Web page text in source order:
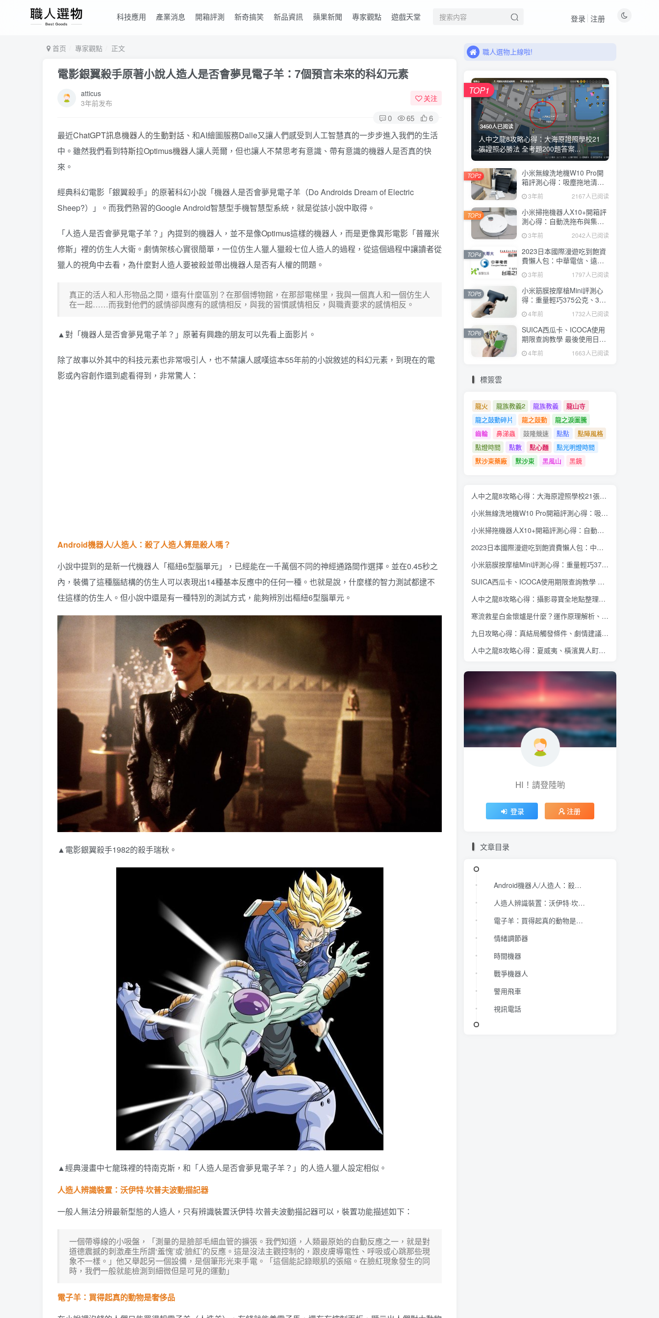
科技應用 產業消息 開箱評測 新奇搞笑 新品資訊 蘋果新聞 專家觀點 遊戲天堂 登录 注册
首页 專家觀點 正文
電影銀翼殺手原著小說人造人是否會夢見電子羊：7個預言未來的科幻元素
atticus
3年前发布
关注
0 65 6
最近ChatGPT訊息機器人的生動對話 、和AI繪圖服務Dalle又讓人們感受到人工智慧真的一步步進入我們的生活
中。雖然我們看到特斯拉Optimus機器人讓人莞爾，但也讓人不禁思考有意識、帶有意識的機器人是否真的快
來。
經典科幻電影「銀翼殺手」的原著科幻小說「機器人是否會夢見電子羊（Do Androids Dream of Electric
Sheep?）」。而我們熟習的Google Android智慧型手機智慧型系統，就是從該小說中取得。
「人造人是否會夢見電子羊？」內提到的機器人，並不是像Optimus這樣的機器人，而是更像異形電影「普羅米
修斯」裡的仿生人大衛。劇情架核心實很簡單，一位仿生人獵人獵殺七位人造人的過程，從這個過程中讓讀者從
獵人的視角中去看，為什麼對人造人要被殺並帶出機器人是否有人權的問題。
真正的活人和人形物品之間，還有什麼區別？在那個博物館，在那部電梯里，我與一個真人和一個仿生人
在一起……而我對他們的感情卻與應有的感情相反，與我的習慣感情相反，與職責要求的感情相反。
▲對「機器人是否會夢見電子羊？」原著有興趣的朋友可以先看上面影片。
除了故事以外其中的科技元素也非常吸引人，也不禁讓人感嘆這本55年前的小說敘述的科幻元素，到現在的電
影或內容創作還到處看得到，非常驚人：
Android機器人/人造人：殺了人造人算是殺人嗎？
小說中提到的是新一代機器人「樞紐6型腦單元」，已經能在一千萬個不同的神經通路間作選擇。並在0.45秒之
內，裝備了這種腦結構的仿生人可以表現出14種基本反應中的任何一種。也就是說，什麼樣的智力測試都逮不
住這樣的仿生人。但小說中還是有一種特別的測試方式，能夠辨別出樞紐6型腦單元。
▲電影銀翼殺手1982的殺手瑞秋。
▲經典漫畫中七龍珠裡的特南克斯，和「人造人是否會夢見電子羊？」的人造人獵人設定相似。
人造人辨識裝置：沃伊特·坎普夫波動描記器
一般人無法分辨最新型態的人造人，只有辨識裝置沃伊特·坎普夫波動描記器可以，裝置功能描述如下：
一個帶導線的小吸盤，「測量的是臉部毛細血管的擴張。我們知道，人類最原始的自動反應之一，就是對
道德震撼的刺激產生所謂‘羞愧’或‘臉紅’的反應。這是沒法主觀控制的，跟皮膚導電性、呼吸或心跳那些現
象不一樣。」他又舉起另一個設備，是個筆形光束手電。「這個能記錄眼肌的張縮。在臉紅現象發生的同
時，我們一般就能檢測到細微但是可見的運動」
電子羊：買得起真的動物是奢侈品
文章目录
Android機器人/人造人：殺了人造人算是殺人嗎？
電子羊：買得起真的動物是奢侈品
情緒調節器
時間機器
戰爭機器人
警用飛車
視訊電話
來看看11月有什麼新品!
來看看11月有什麼新品!
3450人已阅读
人中之龍8攻略心得：大海原證照學校21
張證照必勝法 全考題200題答案...
TOP1
小米無線洗地機W10 Pro開
箱評測心得：吸塵拖地清洗3
合1、90度可調式機身、續航
力35分鐘、售價15995元
3年前 2167人已阅读
TOP2
小米掃拖機器人X10+開箱評
測心得：自動洗拖布與集
塵、旋轉式拖布更乾淨、連
續使用2小時、售價26995元
3年前 2042人已阅读
TOP3
2023日本國際漫遊吃到飽資
費懶人包：中華電信、遠傳
電信、台灣大哥大、台灣之
星、亞太電信
3年前 1797人已阅读
TOP4
小米筋膜按摩槍Mini評測心
得：重量輕巧375公克、3種
替換頭和3種模式、售價
2295元
4年前 1732人已阅读
TOP5
SUICA西瓜卡、ICOCA使用
期限查詢教學 最後使用日10
年內都有效 Android、iOS都
適用4年前 1663人已阅读
TOP6
標簽雲
龍火 龍族教義2 龍族教義
龍山寺
龍之鼓動碎片
龍之鼓動
龍之淚圖騰
齒輪
鼻涕蟲 鼓隆競速 點點
點陣風格
點燈時間
點數 點心麵
點光明燈時間
默沙東藥廠
默沙東 黑風山 黑鏡
人中之龍8攻略心得：大海原證照學校21張證照必勝法 全考題200題答案整理
小米無線洗地機W10 Pro開箱評測心得：吸塵拖地清洗3合1、90度可調式機身、續航力35分鐘、售價15995元
小米掃拖機器人X10+開箱評測心得：自動洗拖布與集塵、旋轉式拖布更乾淨、連續使用2小時、售價26995元
2023日本國際漫遊吃到飽資費懶人包：中華電信、遠傳電信、台灣大哥大、台灣之星、亞太電信
小米筋膜按摩槍Mini評測心得：重量輕巧375公克、3種替換頭和3種模式、售價2295元
SUICA西瓜卡、ICOCA使用期限查詢教學 最後使用日10年內都有效 Android、iOS都適用
人中之龍8攻略心得：攝影尋寶全地點整理、70個夏威夷與40個橫濱拍攝位置圖解
寒流救星白金懷爐是什麼？運作原理解析、相比電暖蛋有哪些優缺點？懷爐挑選方法介紹
九日攻略心得：真結局觸發條件、劇情建議攻略順序、全流程過關整理
人中之龍8攻略心得：夏威夷、橫濱異人町、神室町 全部14位神秘捏捏NPC地圖位置整理
HI！請登陸喲
登录 注册
文章目录
Android機器人/人造人：殺了人造人算是殺人嗎？
人造人辨識裝置：沃伊特·坎普夫波動描記器
電子羊：買得起真的動物是奢侈品
情緒調節器
時間機器
戰爭機器人
警用飛車
視訊電話